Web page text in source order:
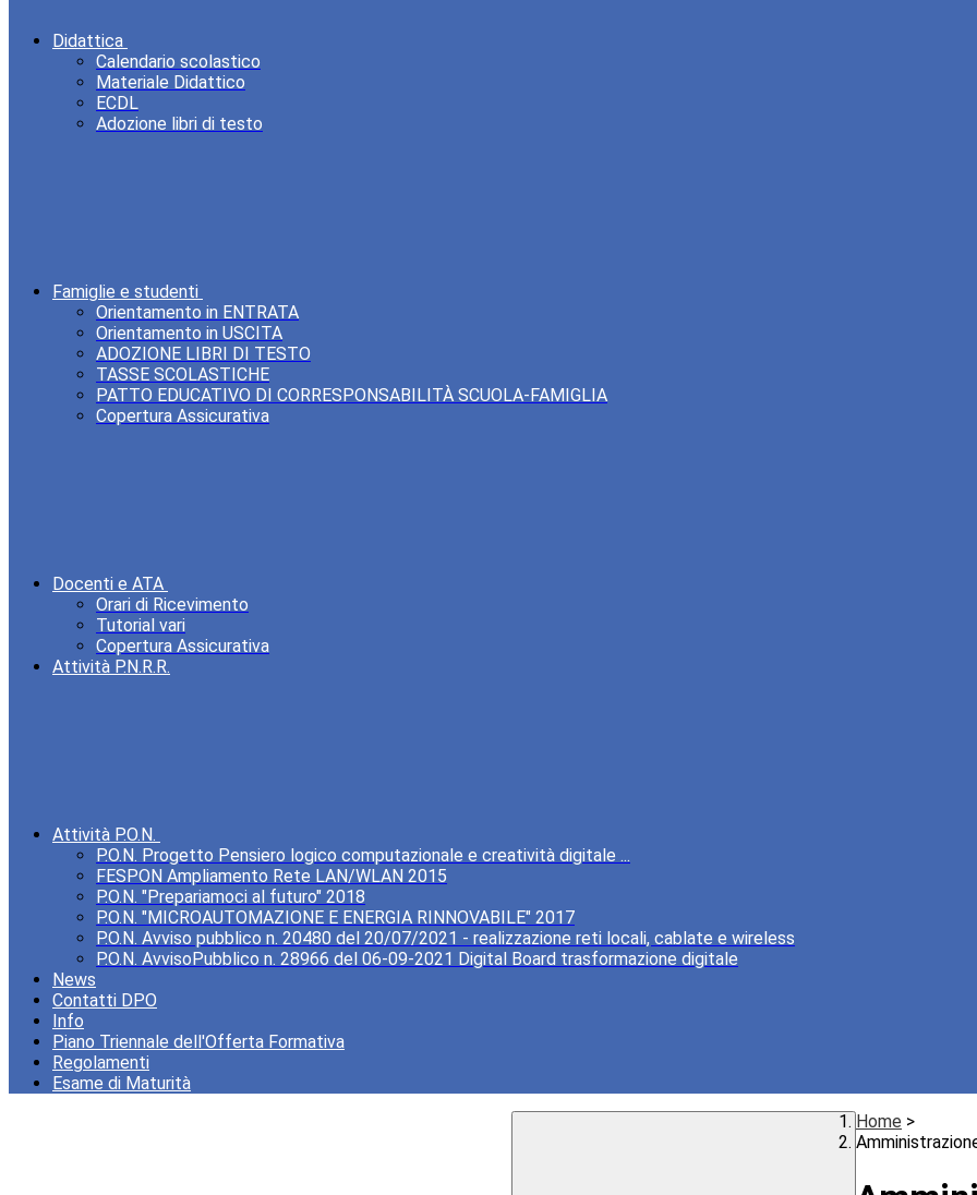
Didattica
Calendario scolastico
Materiale Didattico
ECDL
Adozione libri di testo
Famiglie e studenti
Orientamento in ENTRATA
Orientamento in USCITA
ADOZIONE LIBRI DI TESTO
TASSE SCOLASTICHE
PATTO EDUCATIVO DI CORRESPONSABILITÀ SCUOLA-FAMIGLIA
Copertura Assicurativa
Docenti e ATA
Orari di Ricevimento
Tutorial vari
Copertura Assicurativa
Attività P.N.R.R.
Attività P.O.N.
P.O.N. Progetto Pensiero logico computazionale e creatività digitale ...
FESPON Ampliamento Rete LAN/WLAN 2015
P.O.N. "Prepariamoci al futuro" 2018
P.O.N. "MICROAUTOMAZIONE E ENERGIA RINNOVABILE" 2017
P.O.N. Avviso pubblico n. 20480 del 20/07/2021 - realizzazione reti locali, cablate e wireless
P.O.N. AvvisoPubblico n. 28966 del 06-09-2021 Digital Board trasformazione digitale
News
Contatti DPO
Info
Piano Triennale dell'Offerta Formativa
Regolamenti
Esame di Maturità
Home >